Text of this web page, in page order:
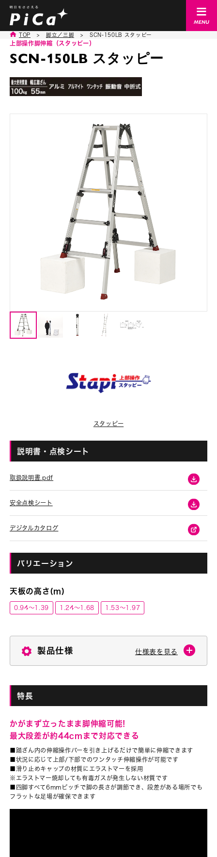
TOP > 脚立／三脚 > SCN-150LB スタッピー
SCN-150LB スタッピー
上部操作脚伸縮（スタッピー）
スタッピー
説明書・点検シート
取扱説明書.pdf
安全点検シート
デジタルカタログ
バリエーション
天板の高さ(m)
0.94～1.39 1.24～1.68 1.53～1.97
製品仕様 仕様表を見る
特長
かがまず立ったまま脚伸縮可能!
最大段差が約44cmまで対応できる
■踏ざん内の伸縮操作バーを引き上げるだけで簡単に伸縮できます
■状況に応じて上部/下部でのワンタッチ伸縮操作が可能です
■滑り止めキャップの材質に エラストマーを採用
※エラストマー焼却しても有毒ガスが発生しない材質です
■四脚すべて6mmピッチで脚の長さが調節でき、段差がある場所でも
フラットな足場が確保できます